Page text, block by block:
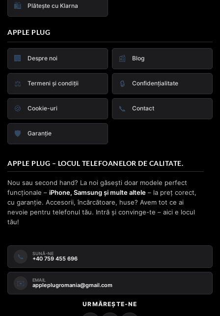
🛍️ Plătește cu Klarna
APPLE PLUG
🏢 Despre noi 📰 Blog
⚖️ Termeni și condiții 🔒 Confidențialitate
🍪 Cookie-uri 📞 Contact
🛡️ Garanție
APPLE PLUG – LOCUL TELEFOANELOR DE CALITATE.
Nou sau second hand? La noi găsești doar modele perfect
funcționale – iPhone, Samsung și multe altele – la preț corect,
cu garanție. Accesorii, încărcătoare, huse? Avem tot ce ai
nevoie pentru telefonul tău. Intră și convinge-te – aici e locul
tău!
📞 SUNĂ-NE
+40 759 455 696
✉️ EMAIL
appleplugromania@gmail.com
URMĂREȘTE-NE